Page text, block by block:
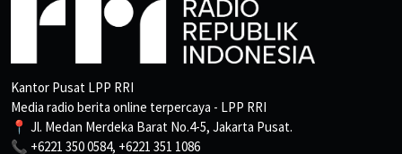
Kantor Pusat LPP RRI
Media radio berita online terpercaya - LPP RRI
📍 Jl. Medan Merdeka Barat No.4-5, Jakarta Pusat.
📞 +6221 350 0584, +6221 351 1086